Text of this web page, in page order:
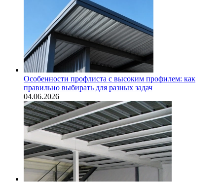
Особенности профлиста с высоким профилем: как
правильно выбирать для разных задач
04.06.2026